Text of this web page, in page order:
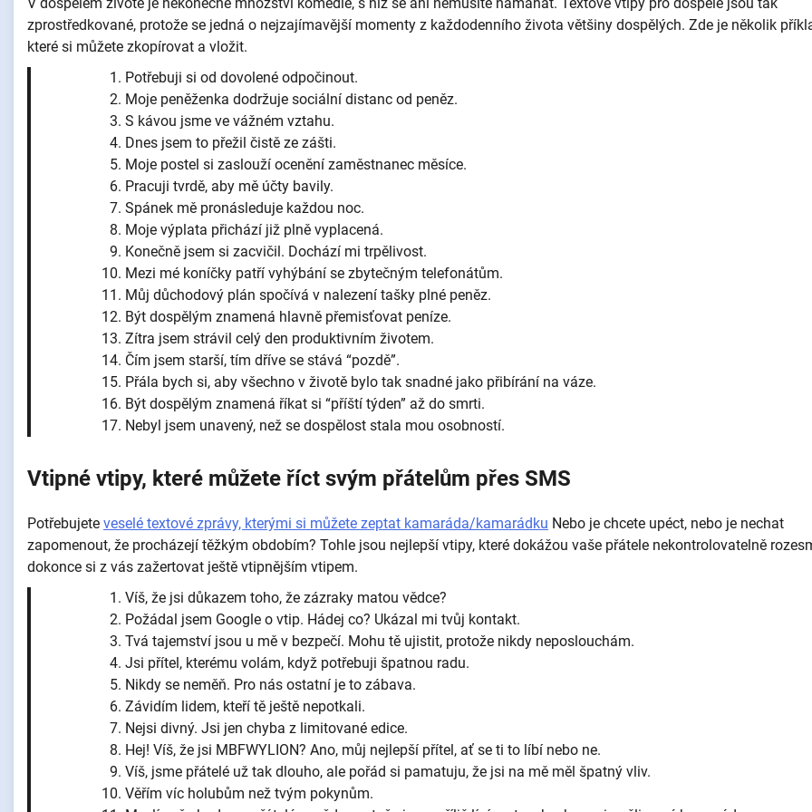
zprostředkované, protože se jedná o nejzajímavější momenty z každodenního života většiny dospělých. Zde je několik
které si můžete zkopírovat a vložit.
Potřebuji si od dovolené odpočinout.
Moje peněženka dodržuje sociální distanc od peněz.
S kávou jsme ve vážném vztahu.
Dnes jsem to přežil čistě ze zášti.
Moje postel si zaslouží ocenění zaměstnanec měsíce.
Pracuji tvrdě, aby mě účty bavily.
Spánek mě pronásleduje každou noc.
Moje výplata přichází již plně vyplacená.
Konečně jsem si zacvičil. Dochází mi trpělivost.
Mezi mé koníčky patří vyhýbání se zbytečným telefonátům.
Můj důchodový plán spočívá v nalezení tašky plné peněz.
Být dospělým znamená hlavně přemisťovat peníze.
Zítra jsem strávil celý den produktivním životem.
Čím jsem starší, tím dříve se stává “pozdě”.
Přála bych si, aby všechno v životě bylo tak snadné jako přibírání na váze.
Být dospělým znamená říkat si “příští týden” až do smrti.
Nebyl jsem unavený, než se dospělost stala mou osobností.
Vtipné vtipy, které můžete říct svým přátelům přes SMS
Potřebujete veselé textové zprávy, kterými si můžete zeptat kamaráda/kamarádku Nebo je chcete upéct, nebo je nechat
zapomenout, že procházejí těžkým obdobím? Tohle jsou nejlepší vtipy, které dokážou vaše přátele nekontrolovatelně
dokonce si z vás zažertovat ještě vtipnějším vtipem.
Víš, že jsi důkazem toho, že zázraky matou vědce?
Požádal jsem Google o vtip. Hádej co? Ukázal mi tvůj kontakt.
Tvá tajemství jsou u mě v bezpečí. Mohu tě ujistit, protože nikdy neposlouchám.
Jsi přítel, kterému volám, když potřebuji špatnou radu.
Nikdy se neměň. Pro nás ostatní je to zábava.
Závidím lidem, kteří tě ještě nepotkali.
Nejsi divný. Jsi jen chyba z limitované edice.
Hej! Víš, že jsi MBFWYLION? Ano, můj nejlepší přítel, ať se ti to líbí nebo ne.
Víš, jsme přátelé už tak dlouho, ale pořád si pamatuju, že jsi na mě měl špatný vliv.
Věřím víc holubům než tvým pokynům.